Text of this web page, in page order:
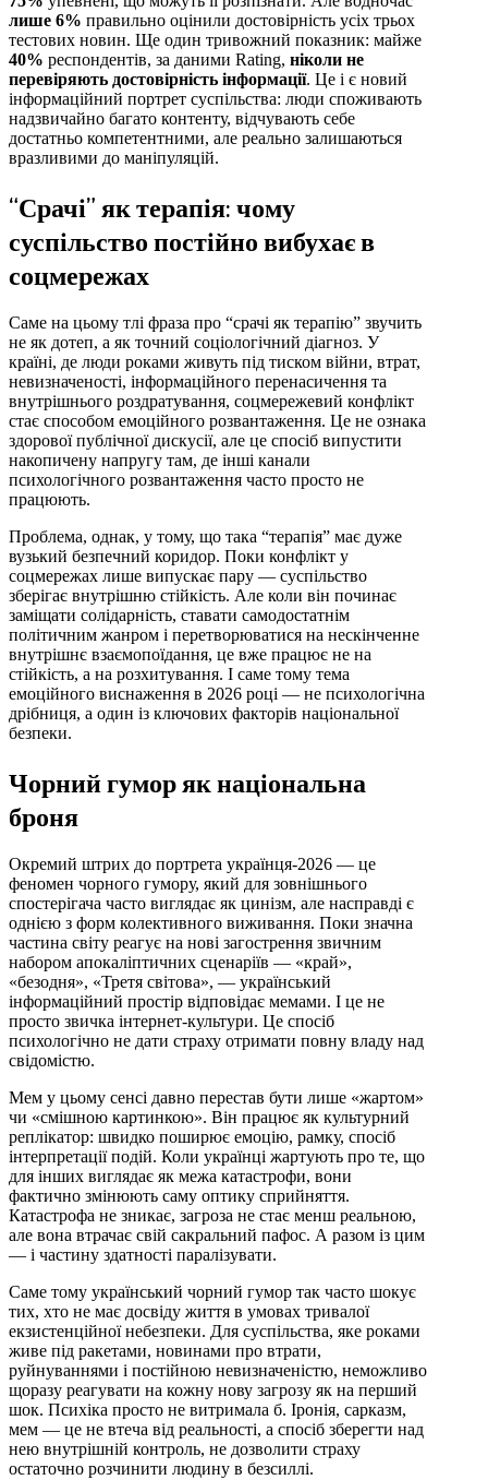
лише 6% правильно оцінили достовірність усіх трьох
тестових новин. Ще один тривожний показник: майже
40% респондентів, за даними Rating, ніколи не
перевіряють достовірність інформації. Це і є новий
інформаційний портрет суспільства: люди споживають
надзвичайно багато контенту, відчувають себе
достатньо компетентними, але реально залишаються
вразливими до маніпуляцій.
“Срачі” як терапія: чому
суспільство постійно вибухає в
соцмережах
Саме на цьому тлі фраза про “срачі як терапію” звучить
не як дотеп, а як точний соціологічний діагноз. У
країні, де люди роками живуть під тиском війни, втрат,
невизначеності, інформаційного перенасичення та
внутрішнього роздратування, соцмережевий конфлікт
стає способом емоційного розвантаження. Це не ознака
здорової публічної дискусії, але це спосіб випустити
накопичену напругу там, де інші канали
психологічного розвантаження часто просто не
працюють.
Проблема, однак, у тому, що така “терапія” має дуже
вузький безпечний коридор. Поки конфлікт у
соцмережах лише випускає пару — суспільство
зберігає внутрішню стійкість. Але коли він починає
заміщати солідарність, ставати самодостатнім
політичним жанром і перетворюватися на нескінченне
внутрішнє взаємопоїдання, це вже працює не на
стійкість, а на розхитування. І саме тому тема
емоційного виснаження в 2026 році — не психологічна
дрібниця, а один із ключових факторів національної
безпеки.
Чорний гумор як національна
броня
Окремий штрих до портрета українця-2026 — це
феномен чорного гумору, який для зовнішнього
спостерігача часто виглядає як цинізм, але насправді є
однією з форм колективного виживання. Поки значна
частина світу реагує на нові загострення звичним
набором апокаліптичних сценаріїв — «край»,
«безодня», «Третя світова», — український
інформаційний простір відповідає мемами. І це не
просто звичка інтернет-культури. Це спосіб
психологічно не дати страху отримати повну владу над
свідомістю.
Мем у цьому сенсі давно перестав бути лише «жартом»
чи «смішною картинкою». Він працює як культурний
реплікатор: швидко поширює емоцію, рамку, спосіб
інтерпретації подій. Коли українці жартують про те, що
для інших виглядає як межа катастрофи, вони
фактично змінюють саму оптику сприйняття.
Катастрофа не зникає, загроза не стає менш реальною,
але вона втрачає свій сакральний пафос. А разом із цим
— і частину здатності паралізувати.
Саме тому український чорний гумор так часто шокує
тих, хто не має досвіду життя в умовах тривалої
екзистенційної небезпеки. Для суспільства, яке роками
живе під ракетами, новинами про втрати,
руйнуваннями і постійною невизначеністю, неможливо
щоразу реагувати на кожну нову загрозу як на перший
шок. Психіка просто не витримала б. Іронія, сарказм,
мем — це не втеча від реальності, а спосіб зберегти над
нею внутрішній контроль, не дозволити страху
остаточно розчинити людину в безсиллі.